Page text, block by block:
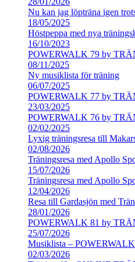
Nu kan jag löpträna igen
18/05/2025
Höstpeppa med nya
16/10/2023
POWERWALK 79 by
08/11/2025
Ny musiklista för träning
06/07/2025
POWERWALK 77 by
23/03/2025
POWERWALK 76 by
02/02/2025
Lyxig träningsresa till
02/08/2026
Träningsresa med Apollo
15/07/2026
Träningsresa med Apollo
12/04/2026
Resa till Gardasjön med
28/01/2026
POWERWALK 81 by
25/07/2026
Musiklista –
02/03/2026